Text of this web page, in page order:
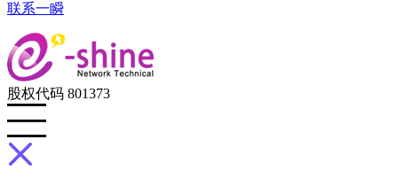
联系一瞬
股权代码 801373